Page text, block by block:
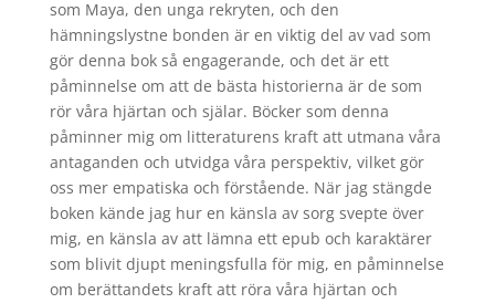
som Maya, den unga rekryten, och den
hämningslystne bonden är en viktig del av vad som
gör denna bok så engagerande, och det är ett
påminnelse om att de bästa historierna är de som
rör våra hjärtan och själar. Böcker som denna
påminner mig om litteraturens kraft att utmana våra
antaganden och utvidga våra perspektiv, vilket gör
oss mer empatiska och förstående. När jag stängde
boken kände jag hur en känsla av sorg svepte över
mig, en känsla av att lämna ett epub och karaktärer
som blivit djupt meningsfulla för mig, en påminnelse
om berättandets kraft att röra våra hjärtan och